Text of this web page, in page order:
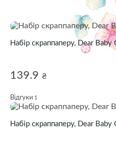
Набір скраппаперу, Dear
139.9 ₴
Відгуки 1
Набір скраппаперу, Dear